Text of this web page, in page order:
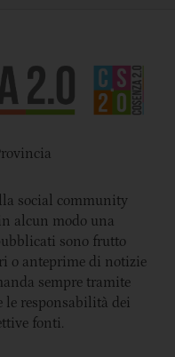
social community
alcun modo una
sono frutto
o anteprime di notizie
sempre tramite
responsabilità dei
fonti.